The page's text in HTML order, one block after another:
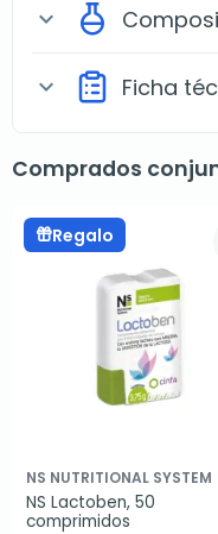
expand_more
expand_more Ficha
Comprados
Regalo
NS NUTRITIONAL SYSTEM
NS Lactoben, 50
comprimidos